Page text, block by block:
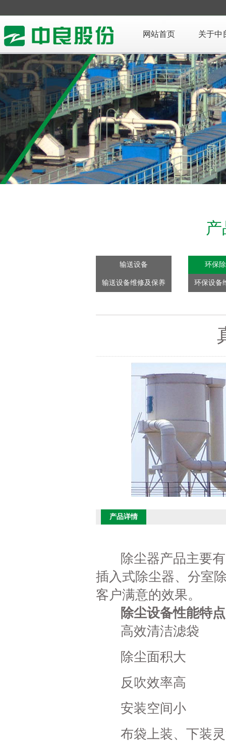
网站首页 关于中
输送设备 环保
输送设备维修及保养 环保设备
产品详情
除尘器产品主要有
插入式除尘器、分室
客户满意的效果。
除尘设备性能特
高效清洁滤袋
除尘面积大
反吹效率高
安装空间小
布袋上装、下装